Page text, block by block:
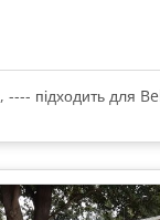
, ---- підходить для